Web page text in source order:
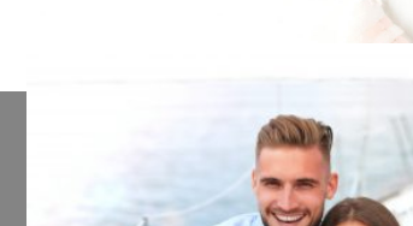
Shop list 3 columns